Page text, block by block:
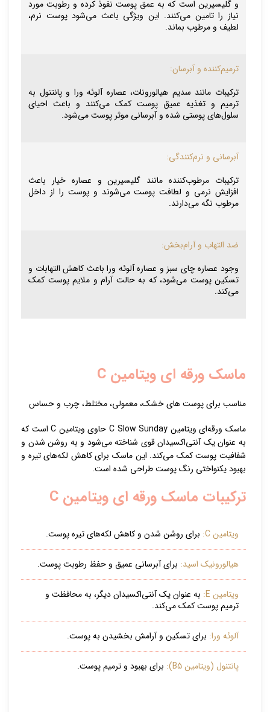
و گلیسیرین است که به عمق پوست نفوذ کرده و رطوبت مورد
نیاز را تامین می‌کنند. این ویژگی باعث می‌شود پوست نرم،
لطیف و مرطوب بماند.
ترمیم‌کننده و آبرسان:
ترکیبات مانند سدیم هیالورونات، عصاره آلوئه ورا و پانتنول به
ترمیم و تغذیه عمیق پوست کمک می‌کنند و باعث احیای
سلول‌های پوستی شده و آبرسانی موثر پوست می‌شود.
آبرسانی و نرم‌کنندگی:
ترکیبات مرطوب‌کننده مانند گلیسیرین و عصاره خیار باعث
افزایش نرمی و لطافت پوست می‌شوند و پوست را از داخل
مرطوب نگه می‌دارند.
ضد التهاب و آرام‌بخش:
وجود عصاره چای سبز و عصاره آلوئه ورا باعث کاهش التهابات و
تسکین پوست می‌شود، که به حالت آرام و ملایم پوست کمک
می‌کند.
ماسک ورقه ای ویتامین C
مناسب برای پوست های خشک، معمولی، مختلط، چرب و حساس
ماسک ورقه‌ای ویتامین C Slow Sunday حاوی ویتامین C است که
به عنوان یک آنتی‌اکسیدان قوی شناخته می‌شود و به روشن شدن و
شفافیت پوست کمک می‌کند. این ماسک برای کاهش لکه‌های تیره و
بهبود یکنواختی رنگ پوست طراحی شده است.
ترکیبات ماسک ورقه ای ویتامین C
ویتامین C: برای روشن شدن و کاهش لکه‌های تیره پوست.
هیالورونیک اسید: برای آبرسانی عمیق و حفظ رطوبت پوست.
ویتامین E:
به عنوان یک آنتی‌اکسیدان دیگر، به محافظت و
ترمیم پوست کمک می‌کند.
آلوئه ورا: برای تسکین و آرامش بخشیدن به پوست.
پانتنول (ویتامین B5): برای بهبود و ترمیم پوست.